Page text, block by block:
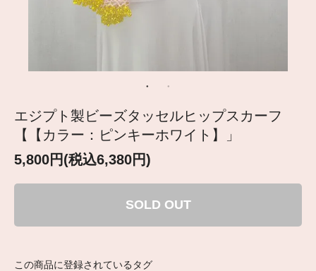
エジプト製ビーズタッセルヒップスカーフ
【【カラー：ピンキーホワイト】」
5,800円(税込6,380円)
SOLD OUT
この商品に登録されているタグ